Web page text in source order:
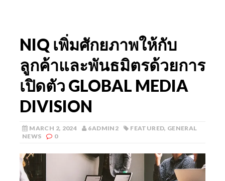
NIQ เพิ่มศักยภาพให้กับ
ลูกค้าและพันธมิตรด้วยการ
เปิดตัว GLOBAL MEDIA
DIVISION
MARCH 2, 2024 6ADMIN2 FEATURED, GENERAL
NEWS
0